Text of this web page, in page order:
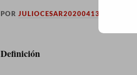
PORJULIOCESAR20200413
Definición